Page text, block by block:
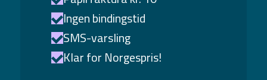
Ingen bindingstid
SMS-varsling
Klar for Norgespris!